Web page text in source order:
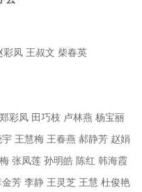
彩凤 王叔文 柴春英
彩凤 田巧枝 卢林燕 杨宝丽
王慧梅 王春燕 郝静芳 赵娟
张凤莲 孙明皓 陈红 韩海霞
芳 李静 王灵芝 王慧 杜俊艳